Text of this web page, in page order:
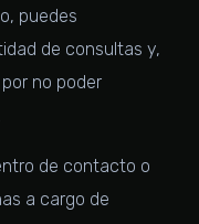
puedes
de consultas y,
no poder
de contacto o
a cargo de